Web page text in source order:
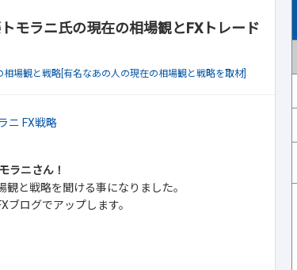
モラニ氏の現在の相場観とFXトレード
相場観と戦略[有名なあの人の現在の相場観と戦略を取材]
ラニさん！
と戦略を聞ける事になりました。
ログでアップします。